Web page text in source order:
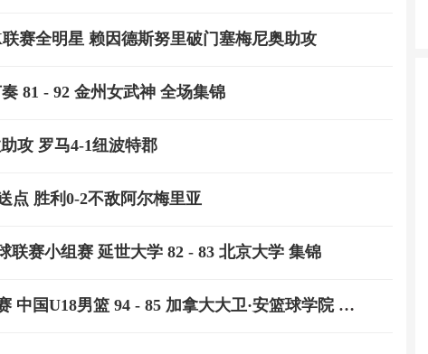
赛全明星 赖因德斯努里破门塞梅尼奥助攻
81 - 92 金州女武神 全场集锦
攻 罗马4-1纽波特郡
点 胜利0-2不敌阿尔梅里亚
联赛小组赛 延世大学 82 - 83 北京大学 集锦
2026年08月04日 08月04日国青男篮热身赛 中国U18男篮 94 - 85 加拿大大卫·安篮球学院 集锦